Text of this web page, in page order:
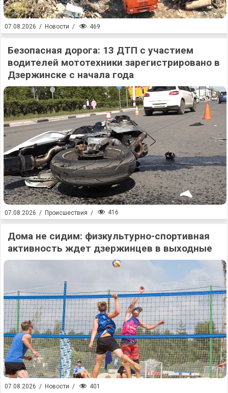
07.08.2026 / Новости / 469
Безопасная дорога: 13 ДТП с участием
водителей мототехники зарегистрировано в
Дзержинске с начала года
07.08.2026 / Происшествия / 416
Дома не сидим: физкультурно-спортивная
активность ждет дзержинцев в выходные
07.08.2026 / Новости / 401